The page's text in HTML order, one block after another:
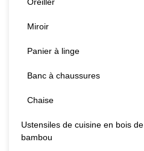
Miroir
Panier à linge
Banc à chaussures
Chaise
Ustensiles de cuisine en bois de
bambou